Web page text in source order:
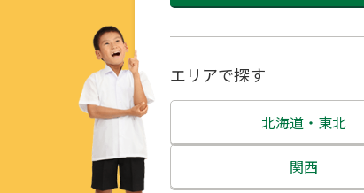
エリアで探す
北海道・東北
北海道
関西